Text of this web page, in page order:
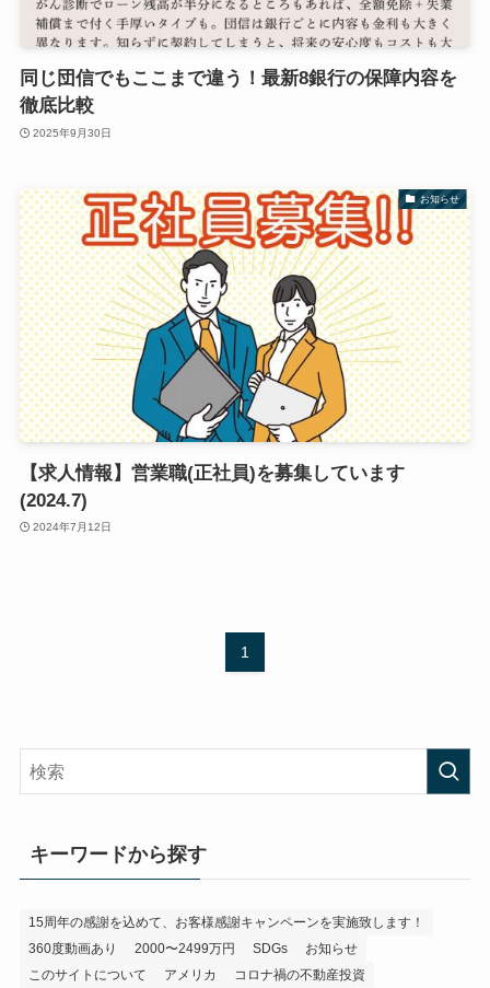
同じ団信でもここまで違う！最新8銀行の保障内容を
徹底比較
2025年9月30日
お知らせ
【求人情報】営業職(正社員)を募集しています
(2024.7)
2024年7月12日
1
キーワードから探す
15周年の感謝を込めて、お客様感謝キャンペーンを実施致します！
360度動画あり
2000〜2499万円 SDGs
お知らせ
このサイトについて
アメリカ
コロナ禍の不動産投資